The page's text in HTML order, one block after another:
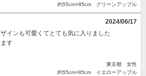
約55cm×85cm グリーンアップル
2024/06/17
インも可愛くてとても気に入りました
す
東京都 女性
約55cm×85cm イエローアップル